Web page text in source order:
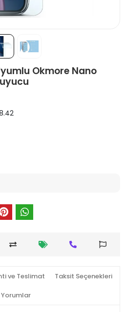
Okmore Nano
ve Teslimat Taksit Seçenekleri
Yorumlar